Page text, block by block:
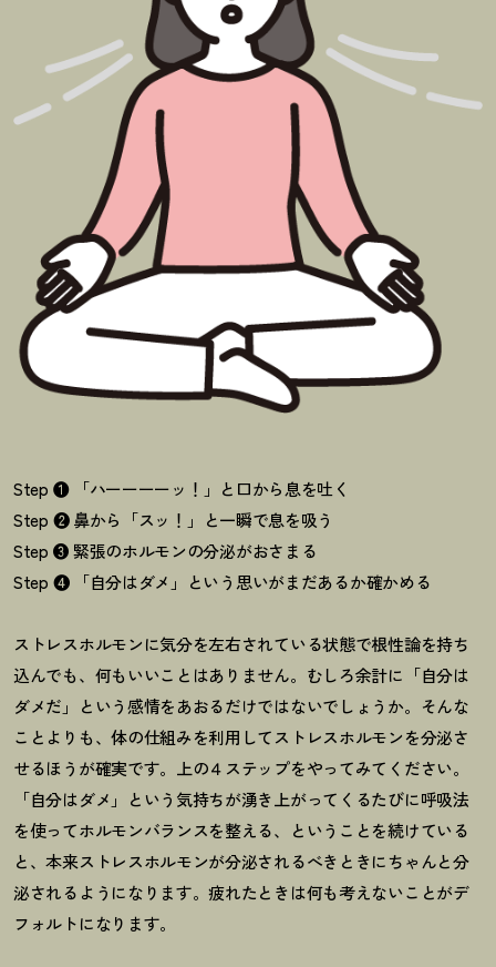
Step ❶ 「ハーーーーッ ！ 」と口から息を吐く
Step ❷ 鼻から「スッ ！ 」と一瞬で息を吸う
Step ❸ 緊張のホルモンの分泌がおさまる
Step ❹ 「自分はダメ」という思いがまだあるか確かめる
ストレスホルモンに気分を左右されている状態で根性論を持ち
込んでも、何もいいことはありません。むしろ余計に「自分は
ダメだ」という感情をあおるだけではないでしょうか。そんな
ことよりも、体の仕組みを利用してストレスホルモンを分泌さ
せるほうが確実です。上の４ステップをやってみてください。
「自分はダメ」という気持ちが湧き上がってくるたびに呼吸法
を使ってホルモンバランスを整える、ということを続けている
と、本来ストレスホルモンが分泌されるべきときにちゃんと分
泌されるようになります。疲れたときは何も考えないことがデ
フォルトになります。